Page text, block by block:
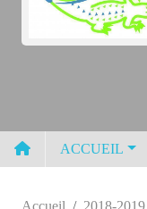
ACCUEIL
Accueil 2018-2019